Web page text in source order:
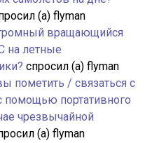
(а) flyman
вращающийся
на летные
спросил (а) flyman
пометить / связаться с
помощью портативного
чрезвычайной
(а) flyman